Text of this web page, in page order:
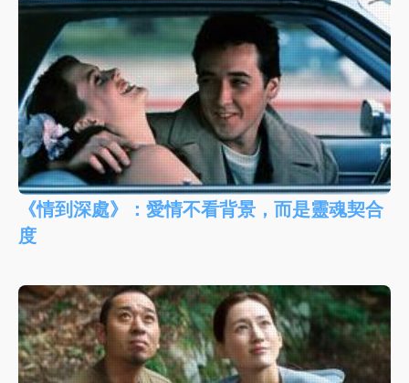
《情到深處》：愛情不看背景，而是靈魂契合
度